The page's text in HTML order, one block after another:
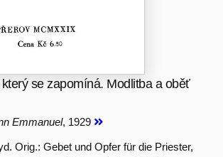
se zapomíná. Modlitba a oběť
Emmanuel, 1929
Orig.: Gebet und Opfer für die Priester,